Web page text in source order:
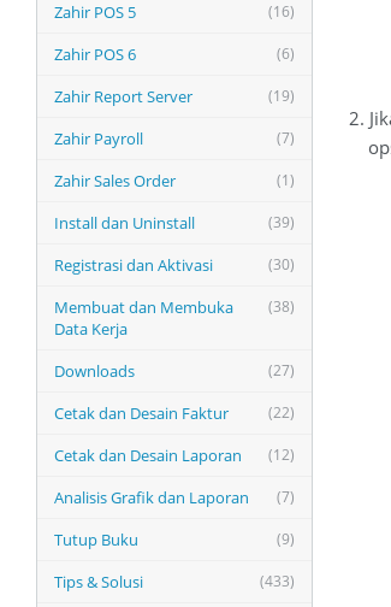
(16)
Zahir POS 5
(6)
Zahir POS 6
(19)
Zahir Report Server
(7)
Zahir Payroll
(1)
Zahir Sales Order
(39)
Install dan Uninstall
(30)
Registrasi dan Aktivasi
(38)
Membuat dan Membuka
Data Kerja
(27)
Downloads
(22)
Cetak dan Desain Faktur
(12)
Cetak dan Desain Laporan
(7)
Analisis Grafik dan Laporan
(9)
Tutup Buku
(433)
Tips & Solusi
2.